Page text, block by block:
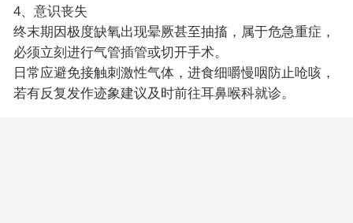
4、意识丧失
终末期因极度缺氧出现晕厥甚至抽搐，属于危急重症，
必须立刻进行气管插管或切开手术。
日常应避免接触刺激性气体，进食细嚼慢咽防止呛咳，
若有反复发作迹象建议及时前往耳鼻喉科就诊。